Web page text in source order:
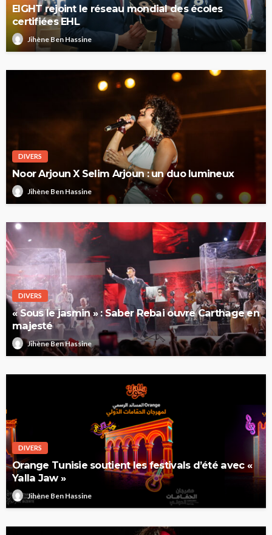
EIGHT rejoint le réseau mondial des écoles
certifiées EHL
Jihène Ben Hassine
DIVERS
Noor Arjoun X Selim Arjoun : un duo lumineux
Jihène Ben Hassine
DIVERS
« Sous le jasmin » : Saber Rebai ouvre Carthage en
majesté
Jihène Ben Hassine
DIVERS
Orange Tunisie soutient les festivals d’été avec «
Yalla Jaw »
Jihène Ben Hassine